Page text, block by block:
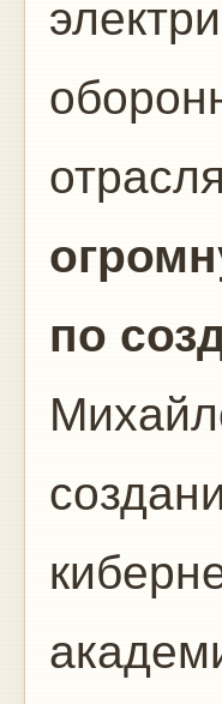
по